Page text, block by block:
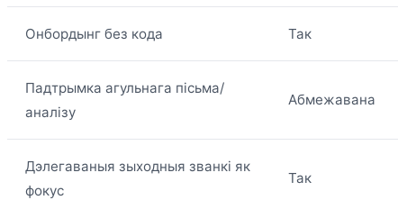
Онбордынг без кода Так
Падтрымка агульнага пісьма/
аналізу
Абмежавана
Дэлегаваныя зыходныя званкі як
фокус
Так